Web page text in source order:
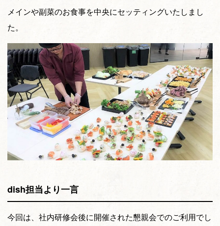
メインや副菜のお食事を中央にセッティングいたしまし
た。
dish担当より一言
今回は、社内研修会後に開催された懇親会でのご利用でし